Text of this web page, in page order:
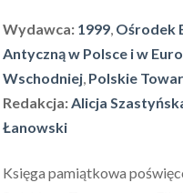
Wydawca: 1999, Ośrodek
Antyczną w Polsce i w
Wschodniej, Polskie
Redakcja:Alicja
Łanowski
Księga pamiątkowa